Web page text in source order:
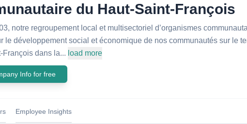
du Haut-Saint-François
notre regroupement local et multisectoriel d’organismes
le développement social et économique de nos communautés sur le
François dans la... load more
Info for free
Employee Insights